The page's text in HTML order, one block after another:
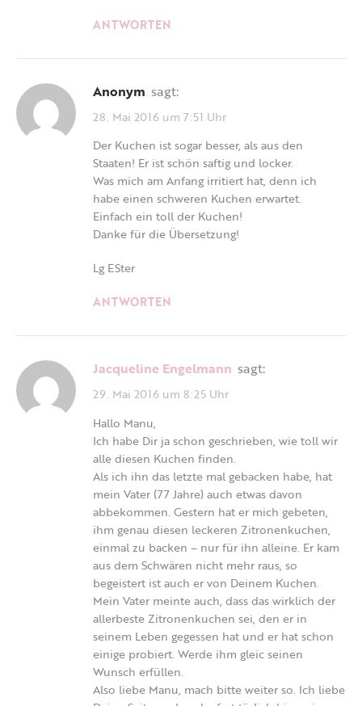
ANTWORTEN
Anonym sagt:
28. Mai 2016 um 7:51 Uhr
Der Kuchen ist sogar besser, als aus den
Staaten! Er ist schön saftig und locker.
Was mich am Anfang irritiert hat, denn ich
habe einen schweren Kuchen erwartet.
Einfach ein toll der Kuchen!
Danke für die Übersetzung!
Lg ESter
ANTWORTEN
Jacqueline Engelmann sagt:
29. Mai 2016 um 8:25 Uhr
Hallo Manu,
Ich habe Dir ja schon geschrieben, wie toll wir
alle diesen Kuchen finden.
Als ich ihn das letzte mal gebacken habe, hat
mein Vater (77 Jahre) auch etwas davon
abbekommen. Gestern hat er mich gebeten,
ihm genau diesen leckeren Zitronenkuchen,
einmal zu backen – nur für ihn alleine. Er kam
aus dem Schwären nicht mehr raus, so
begeistert ist auch er von Deinem Kuchen.
Mein Vater meinte auch, dass das wirklich der
allerbeste Zitronenkuchen sei, den er in
seinem Leben gegessen hat und er hat schon
einige probiert. Werde ihm gleic seinen
Wunsch erfüllen.
Also liebe Manu, mach bitte weiter so. Ich liebe